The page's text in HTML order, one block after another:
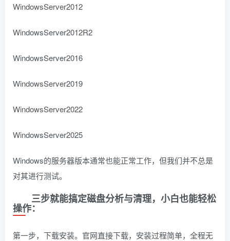
WindowsServer2012
WindowsServer2012R2
WindowsServer2016
WindowsServer2019
WindowsServer2022
WindowsServer2025
Windows的服务器版本通常也能正常工作，但我们并不总是
对其进行测试。
三步就能搞定磁盘分析与清理，小白也能轻松
操作：
第一步，下载安装。官网直接下载，安装过程简单，全程无